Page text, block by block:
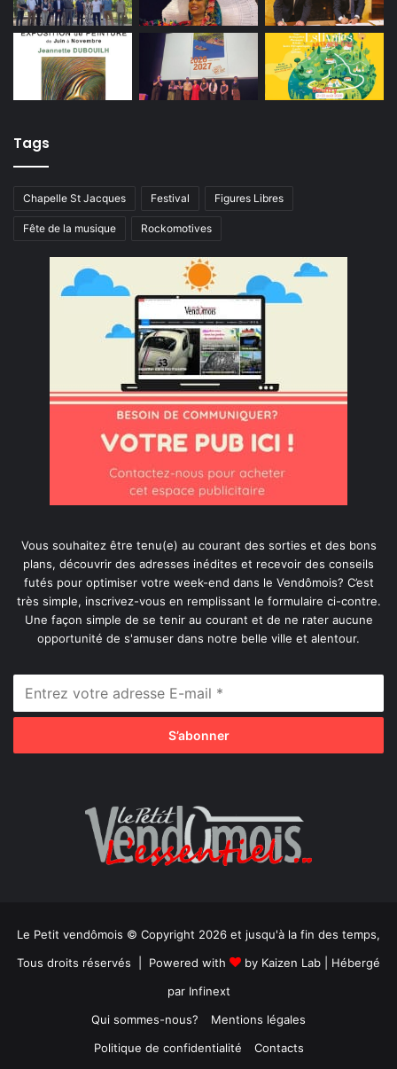
Tags
Chapelle St Jacques Festival Figures Libres
Fête de la musique Rockomotives
Vous souhaitez être tenu(e) au courant des sorties et des bons
plans, découvrir des adresses inédites et recevoir des conseils
futés pour optimiser votre week-end dans le Vendômois? C’est
très simple, inscrivez-vous en remplissant le formulaire ci-contre.
Une façon simple de se tenir au courant et de ne rater aucune
opportunité de s'amuser dans notre belle ville et alentour.
Le Petit vendômois © Copyright 2026 et jusqu'à la fin des temps,
Tous droits réservés | Powered with
by Kaizen Lab | Hébergé
par Infinext
Qui sommes-nous?
Mentions légales
Politique de confidentialité
Contacts